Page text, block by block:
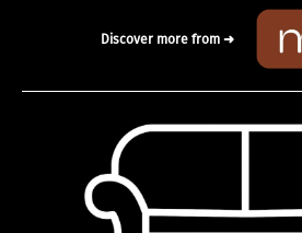
Discover more from ➜